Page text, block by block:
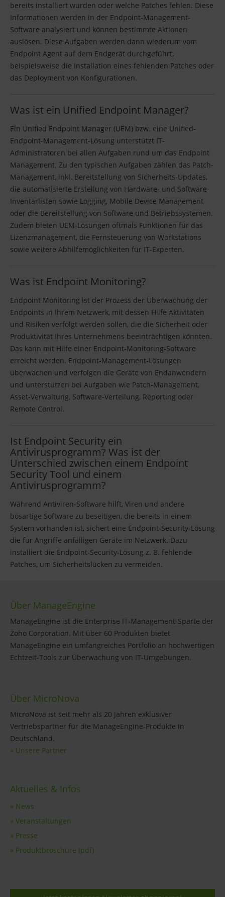
bereits installiert wurden oder welche Patches fehlen. Diese
Informationen werden in der Endpoint-Management-
Software analysiert und können bestimmte Aktionen
auslösen. Diese Aufgaben werden dann wiederum vom
Endpoint Agent auf dem Endgerät durchgeführt,
beispielsweise die Installation eines fehlenden Patches oder
das Deployment von Konfigurationen.
Was ist ein Unified Endpoint Manager?
Ein Unified Endpoint Manager (UEM) bzw. eine Unified-
Endpoint-Management-Lösung unterstützt IT-
Administratoren bei allen Aufgaben rund um das Endpoint
Management. Zu den typischen Aufgaben zählen das Patch-
Management, inkl. Bereitstellung von Sicherheits-Updates,
die automatisierte Erstellung von Hardware- und Software-
Inventarlisten sowie Logging, Mobile Device Management
oder die Bereitstellung von Software und Betriebssystemen.
Zudem bieten UEM-Lösungen oftmals Funktionen für das
Lizenzmanagement, die Fernsteuerung von Workstations
sowie weitere Abhilfemöglichkeiten für IT-Experten.
Was ist Endpoint Monitoring?
Endpoint Monitoring ist der Prozess der Überwachung der
Endpoints in Ihrem Netzwerk, mit dessen Hilfe Aktivitäten
und Risiken verfolgt werden sollen, die die Sicherheit oder
Produktivität Ihres Unternehmens beeinträchtigen könnten.
Das kann mit Hilfe einer Endpoint-Monitoring-Software
erreicht werden. Endpoint-Management-Lösungen
überwachen und verfolgen die Geräte von Endanwendern
und unterstützen bei Aufgaben wie Patch-Management,
Asset-Verwaltung, Software-Verteilung, Reporting oder
Remote Control.
Ist Endpoint Security ein
Antivirusprogramm? Was ist der
Unterschied zwischen einem Endpoint
Security Tool und einem
Antivirusprogramm?
Während Antiviren-Software hilft, Viren und andere
bösartige Software zu beseitigen, die bereits in einem
System vorhanden ist, sichert eine Endpoint-Security-Lösung
die für Angriffe anfälligen Geräte im Netzwerk. Dazu
installiert die Endpoint-Security-Lösung z. B. fehlende
Patches, um Sicherheitslücken zu vermeiden.
Über ManageEngine
ManageEngine ist die Enterprise IT-Management-Sparte der
Zoho Corporation. Mit über 60 Produkten bietet
ManageEngine ein umfangreiches Portfolio an hochwertigen
Echtzeit-Tools zur Überwachung von IT-Umgebungen.
Über MicroNova
MicroNova ist seit mehr als 20 Jahren exklusiver
Vertriebspartner für die ManageEngine-Produkte in
Deutschland.
» Unsere Partner
Aktuelles & Infos
» News
» Veranstaltungen
» Presse
» Produktbroschüre (pdf)